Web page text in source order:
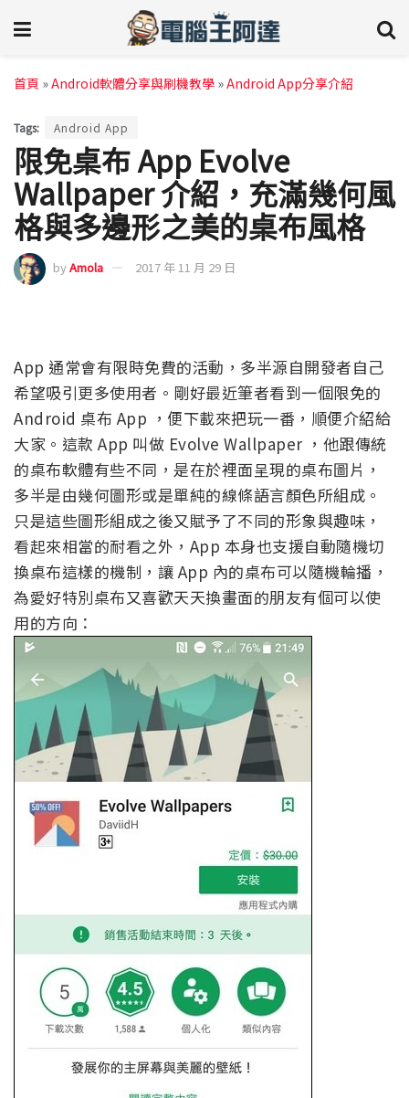
首頁 »Android軟體分享與刷機教學 »Android App分享介紹
Tags: Android App
限免桌布 App Evolve
Wallpaper 介紹，充滿幾何風
格與多邊形之美的桌布風格
byAmola 2017 年 11 月 29 日
App 通常會有限時免費的活動，多半源自開發者自己
希望吸引更多使用者。剛好最近筆者看到一個限免的
Android 桌布 App ，便下載來把玩一番，順便介紹給
大家。這款 App 叫做 Evolve Wallpaper ，他跟傳統
的桌布軟體有些不同，是在於裡面呈現的桌布圖片，
多半是由幾何圖形或是單純的線條語言顏色所組成。
只是這些圖形組成之後又賦予了不同的形象與趣味，
看起來相當的耐看之外，App 本身也支援自動隨機切
換桌布這樣的機制，讓 App 內的桌布可以隨機輪播，
為愛好特別桌布又喜歡天天換畫面的朋友有個可以使
用的方向：